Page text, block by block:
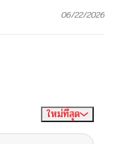
06/22/2026
ใหม่ที่สุด